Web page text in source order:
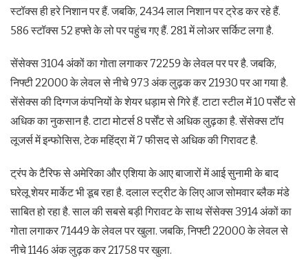
स्टॉक्स ही हरे निशान पर हैं. जबकि, 2434 लाल निशान पर ट्रेड कर रहे हैं.
586 स्टॉक्स 52 हफ्ते के लो पर पहुंच गए हैं. 281 में लोअर सर्किट लगा है.
सेंसेक्स 3104 अंकों का गोता लगाकर 72259 के लेवल पर पर है. जबकि,
निफ्टी 22000 के लेवल से नीचे 973 अंक लुढ़क कर 21930 पर आ गया है.
सेंसेक्स की दिग्गज कंपनियों के शेयर धड़ाम से गिरे हैं. टाटा स्टील में 10 पर्सेंट से
अधिक का नुकसान है. टाटा मोटर्स 8 पर्सेंट से अधिक लुढ़का है. सेंसेक्स टॉप
लूजर्स में इन्फोसिस, टेक महिंद्रा में 7 फीसद से अधिक की गिरावट है.
ट्रंप के टैरिफ से अमेरिका और एशिया के आए बाजारों में आई सुनामी के बाद
घरेलू शेयर मार्केट भी डूब रहा है. दलाल स्ट्रीट के लिए आज सोमवार ब्लैक मंडे
साबित हो रहा है. साल की सबसे बड़ी गिरावट के साथ सेंसेक्स 3914 अंकों का
गोता लगाकर 71449 के लेवल पर खुला. जबकि, निफ्टी 22000 के लेवल से
नीचे 1146 अंक लुढ़क कर 21758 पर खुला.